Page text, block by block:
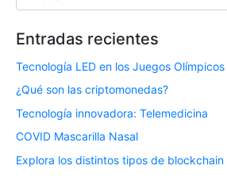
Entradas recientes
Tecnología LED en los Juegos
¿Qué son las criptomonedas?
Tecnología innovadora: Telemedicina
COVID Mascarilla Nasal
Explora los distintos tipos de blockchain